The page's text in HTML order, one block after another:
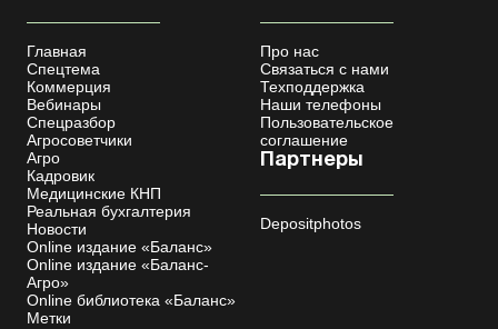
Главная
Спецтема
Коммерция
Вебинары
Спецразбор
Агросоветчики
Агро
Кадровик
Медицинские КНП
Реальная бухгалтерия
Новости
Online издание «Баланс»
Online издание «Баланс-
Агро»
Online библиотека «Баланс»
Метки
Про нас
Связаться с нами
Техподдержка
Наши телефоны
Пользовательское
соглашение
Партнеры
Depositphotos